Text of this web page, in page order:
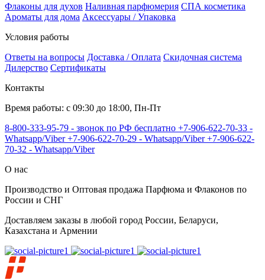
Флаконы для духов Наливная парфюмерия СПА косметика
Ароматы для дома Аксессуары / Упаковка
Условия работы
Ответы на вопросы Доставка / Оплата Скидочная система
Дилерство Сертификаты
Контакты
Время работы: с 09:30 до 18:00, Пн-Пт
8-800-333-95-79 - звонок по РФ бесплатно +7-906-622-70-33 -
Whatsapp/Viber+7-906-622-70-29 - Whatsapp/Viber+7-906-622-
70-32 - Whatsapp/Viber
О нас
Производство и Оптовая продажа Парфюма и Флаконов по
России и СНГ
Доставляем заказы в любой город России, Беларуси,
Казахстана и Армении